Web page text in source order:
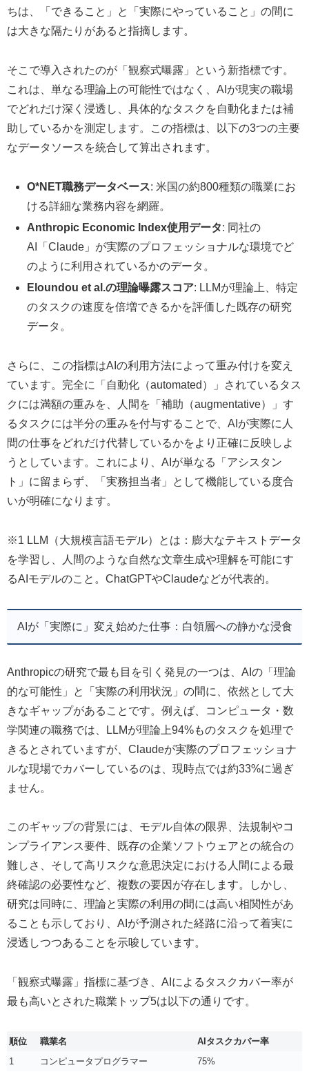
ちは、「できること」と「実際にやっていること」の間に
は大きな隔たりがあると指摘します。
そこで導入されたのが「観察式曝露」という新指標です。
これは、単なる理論上の可能性ではなく、AIが現実の職場
でどれだけ深く浸透し、具体的なタスクを自動化または補
助しているかを測定します。この指標は、以下の3つの主要
なデータソースを統合して算出されます。
O*NET職務データベース: 米国の約800種類の職業にお
ける詳細な業務内容を網羅。
Anthropic Economic Index使用データ: 同社の
AI「Claude」が実際のプロフェッショナルな環境でど
のように利用されているかのデータ。
Eloundou et al.の理論曝露スコア: LLMが理論上、特定
のタスクの速度を倍増できるかを評価した既存の研究
データ。
さらに、この指標はAIの利用方法によって重み付けを変え
ています。完全に「自動化（automated）」されているタス
クには満額の重みを、人間を「補助（augmentative）」す
るタスクには半分の重みを付与することで、AIが実際に人
間の仕事をどれだけ代替しているかをより正確に反映しよ
うとしています。これにより、AIが単なる「アシスタン
ト」に留まらず、「実務担当者」として機能している度合
いが明確になります。
※1 LLM（大規模言語モデル）とは：膨大なテキストデータ
を学習し、人間のような自然な文章生成や理解を可能にす
るAIモデルのこと。ChatGPTやClaudeなどが代表的。
AIが「実際に」変え始めた仕事：白領層への静かな浸食
Anthropicの研究で最も目を引く発見の一つは、AIの「理論
的な可能性」と「実際の利用状況」の間に、依然として大
きなギャップがあることです。例えば、コンピュータ・数
学関連の職務では、LLMが理論上94%ものタスクを処理で
きるとされていますが、Claudeが実際のプロフェッショナ
ルな現場でカバーしているのは、現時点では約33%に過ぎ
ません。
このギャップの背景には、モデル自体の限界、法規制やコ
ンプライアンス要件、既存の企業ソフトウェアとの統合の
難しさ、そして高リスクな意思決定における人間による最
終確認の必要性など、複数の要因が存在します。しかし、
研究は同時に、理論と実際の利用の間には高い相関性があ
ることも示しており、AIが予測された経路に沿って着実に
浸透しつつあることを示唆しています。
「観察式曝露」指標に基づき、AIによるタスクカバー率が
最も高いとされた職業トップ5は以下の通りです。
順位 職業名
AIタスクカバー率
1
コンピュータプログラマー
75%